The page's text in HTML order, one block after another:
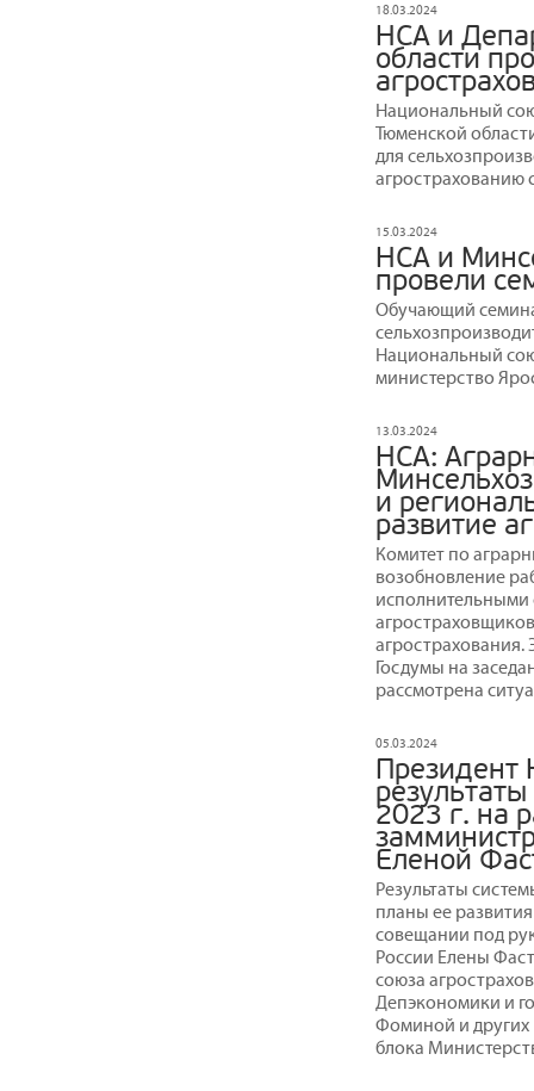
18.03.2024
НСА и
области
Национальный
Тюменской
для
агрострахованию
15.03.2024
НСА и
провели
Обучающий
Национальный
министерство
13.03.2024
НСА:
и
развитие
Комитет по
возобновление
Госдумы на
рассмотрена
05.03.2024
Президент
2023 г. на
Еленой
Результаты
планы ее
совещании под
России Елены
союза
Депэкономики и
Фоминой и других
блока